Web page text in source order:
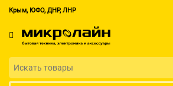
Крым, ЮФО, ДНР, ЛНР